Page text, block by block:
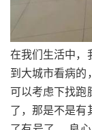
在我们生活中，
到大城市看病的
可以考虑下找跑
了，那是不是有